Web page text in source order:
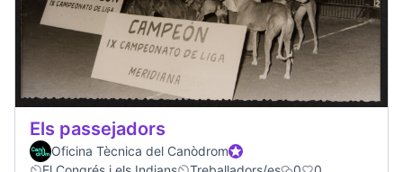
Els passejadors
Oficina Tècnica del CanòdromOfficial participant